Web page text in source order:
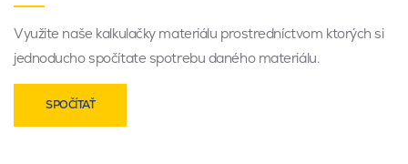
Využite naše kalkulačky materiálu prostredníctvom ktorých si
jednoducho spočítate spotrebu daného materiálu.
SPOČÍTAŤ